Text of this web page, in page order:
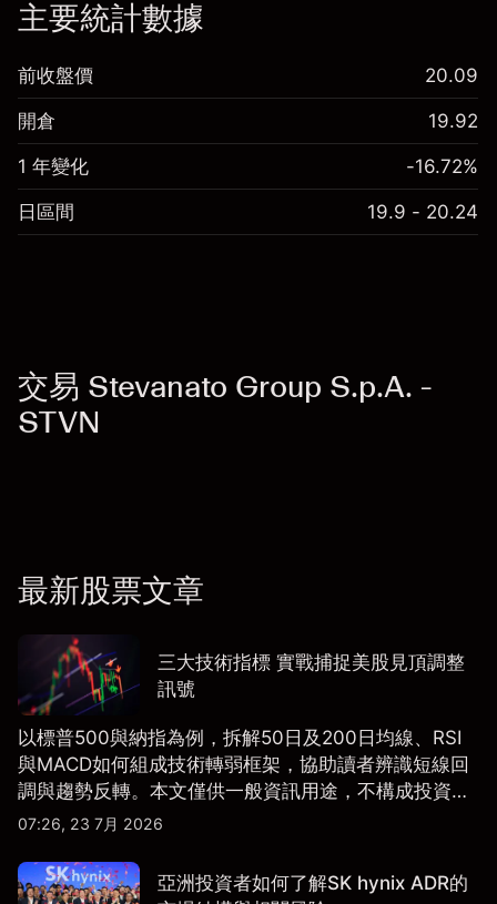
主要統計數據
前收盤價 20.09
開倉 19.92
1 年變化 -16.72%
日區間 19.9 - 20.24
交易 Stevanato Group S.p.A. -
STVN
最新股票文章
三大技術指標 實戰捕捉美股見頂調整
訊號
以標普500與納指為例，拆解50日及200日均線、RSI
與MACD如何組成技術轉弱框架，協助讀者辨識短線回
調與趨勢反轉。本文僅供一般資訊用途，不構成投資研
究、投資建議或任何交易推薦。
07:26, 23 7月 2026
亞洲投資者如何了解SK hynix ADR的